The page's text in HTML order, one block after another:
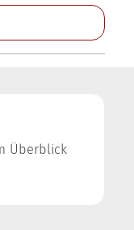
Überblick